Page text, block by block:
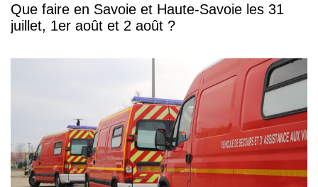
Que faire en Savoie et Haute-Savoie les 31
juillet, 1er août et 2 août ?